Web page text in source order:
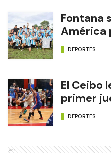
Fontana
América
DEPORTES
El Ceibo
primer
DEPORTES
Ads